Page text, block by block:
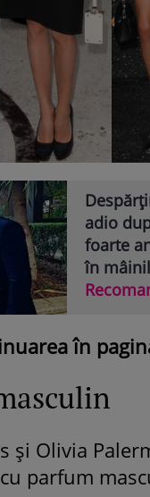
adio
foarte
în
în
şi Olivia
parfum